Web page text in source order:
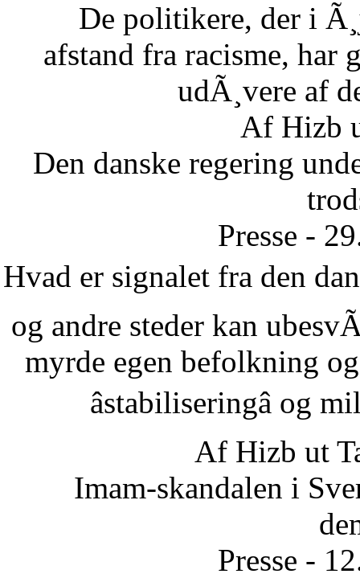
De politikere, der i
afstand fra racisme, har
udÃ¸vere af
Af Hizb
Den danske regering
Presse -
Hvad er signalet fra den
og andre steder kan
myrde egen befolkning
âstabiliseringâ
Af Hizb ut
Imam-skandalen i
Presse -